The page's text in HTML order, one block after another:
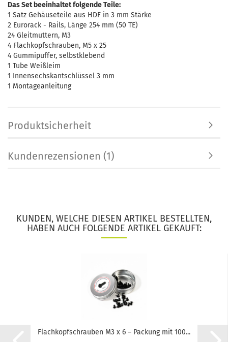
Das Set beeinhaltet folgende Teile:
1 Satz Gehäuseteile aus HDF in 3 mm Stärke
2 Eurorack - Rails, Länge 254 mm (50 TE)
24 Gleitmuttern, M3
4 Flachkopfschrauben, M5 x 25
4 Gummipuffer, selbstklebend
1 Tube Weißleim
1 Innensechskantschlüssel 3 mm
1 Montageanleitung
Produktsicherheit
Kundenrezensionen (1)
KUNDEN, WELCHE DIESEN ARTIKEL BESTELLTEN,
HABEN AUCH FOLGENDE ARTIKEL GEKAUFT:
Flachkopfschrauben M3 x 6 – Packung mit 100...